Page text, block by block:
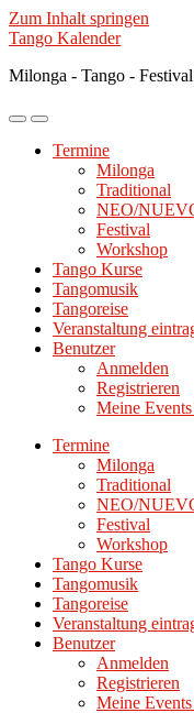
Zum Inhalt springen
Tango Kalender
Milonga - Tango -
Mobile-
ein-/ausblenden
Suchfeld
ein-/ausblenden
Termine
Milonga
Traditional
NEO/
Festival
Workshop
Tango Kurse
Tangomusik
Tangoreise
Veranstaltung
Benutzer
Anmelden
Registrieren
Meine
Termine
Milonga
Traditional
NEO/
Festival
Workshop
Tango Kurse
Tangomusik
Tangoreise
Veranstaltung
Benutzer
Anmelden
Registrieren
Meine